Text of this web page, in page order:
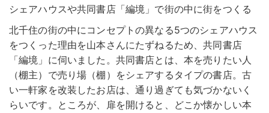
シェアハウスや共同書店「編境」で街の中に街をつくる
北千住の街の中にコンセプトの異なる5つのシェアハウス
をつくった理由を山本さんにたずねるため、共同書店
「編境」に伺いました。共同書店とは、本を売りたい人
（棚主）で売り場（棚）をシェアするタイプの書店。古
い一軒家を改装したお店は、通り過ぎても気づかないく
らいです。ところが、扉を開けると、どこか懐かしい本